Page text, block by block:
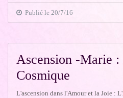
Publié le 20/7/16
Ascension -Marie :
Cosmique
L'ascension dans l'Amour et la Joie :